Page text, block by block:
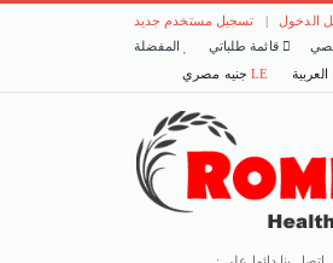
الدخول | تسجيل مستخدم جديد
قائمة طلباتي
المفضلة
العربية
LE جنيه مصري